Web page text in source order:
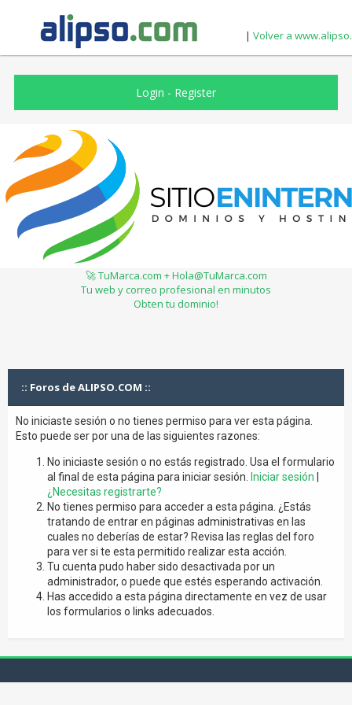
| Volver a
Login - Register
🚀 TuMarca.com + Hola@TuMarca.com
Tu web y correo profesional en minutos
Obten tu dominio!
:: Foros de ALIPSO.COM ::
No iniciaste sesión o no tienes permiso para ver esta página.
Esto puede ser por una de las siguientes razones:
No iniciaste sesión o no estás registrado. Usa el formulario
al final de esta página para iniciar sesión.
Iniciar sesión
¿Necesitas registrarte?
No tienes permiso para acceder a esta página. ¿Estás
tratando de entrar en páginas administrativas en las
cuales no deberías de estar? Revisa las reglas del foro
para ver si te esta permitido realizar esta acción.
Tu cuenta pudo haber sido desactivada por un
administrador, o puede que estés esperando activación.
Has accedido a esta página directamente en vez de usar
los formularios o links adecuados.